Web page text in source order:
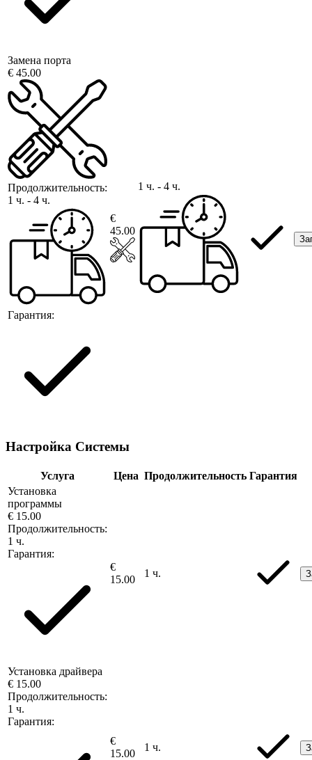
Замена порта
€ 45.00
Продолжительность:
1 ч. - 4 ч.
Гарантия:
€
45.00
1 ч. - 4 ч.
Настройка Системы
Услуга Цена Продолжительность Гарантия
Установка
программы
€ 15.00
Продолжительность:
1 ч.
Гарантия:
€
15.00
1 ч.
Установка драйвера
€ 15.00
Продолжительность:
1 ч.
Гарантия:
€
15.00
1 ч.